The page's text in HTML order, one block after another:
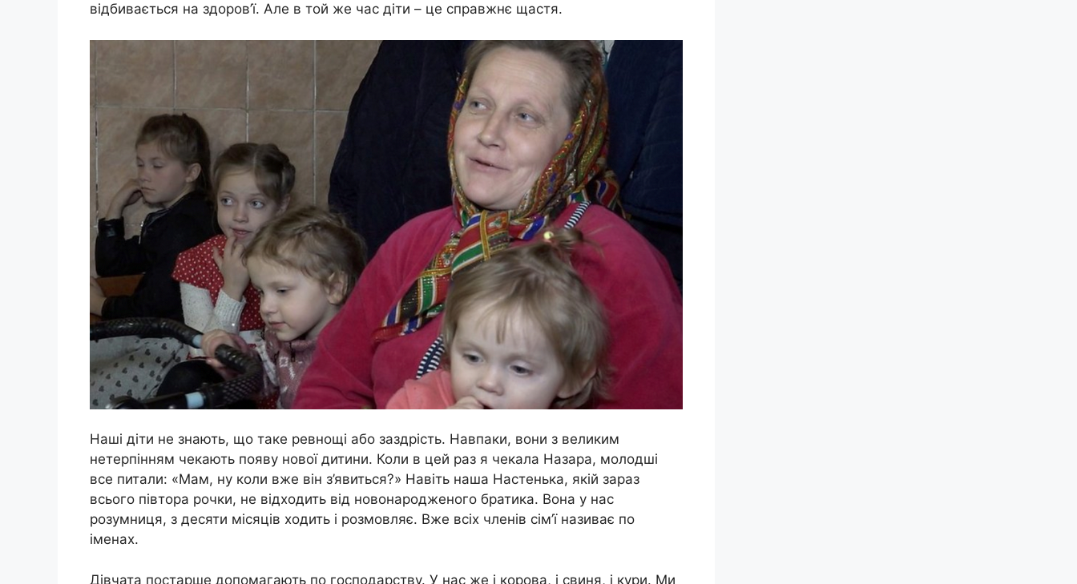
відбивається на здоров’ї. Але в той же час діти – це справжнє щастя.
Наші діти не знають, що таке ревнощі або заздрість. Навпаки, вони з великим
нетерпінням чекають появу нової дитини. Коли в цей раз я чекала Назара, молодші
все питали: «Мам, ну коли вже він з’явиться?» Навіть наша Настенька, якій зараз
всього півтора рочки, не відходить від новонародженого братика. Вона у нас
розумниця, з десяти місяців ходить і розмовляє. Вже всіх членів сім’ї називає по
іменах.
Дівчата постарше допомагають по господарству. У нас же і корова, і свиня, і кури. Ми